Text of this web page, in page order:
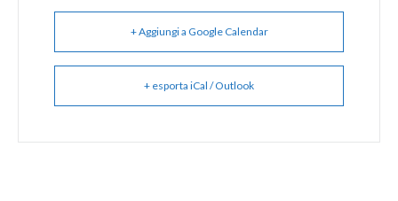
+ Aggiungi a Google Calendar
+ esporta iCal / Outlook